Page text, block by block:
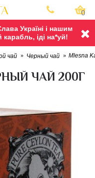
Україні і нашим
іді на*уй!
0
чай Черный чай Mlesna
ЧАЙ 200Г